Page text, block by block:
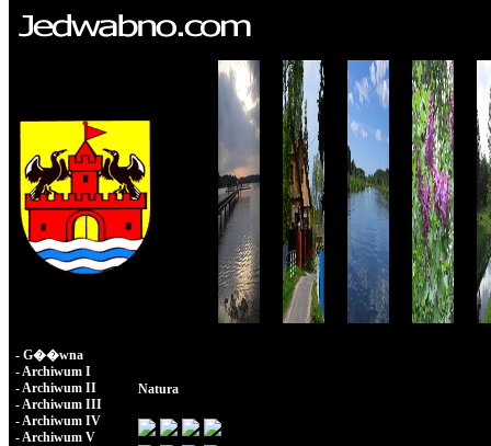
- G��wna
-Archiwum I
-Archiwum II
-Archiwum III
-Archiwum IV
-Archiwum V
Natura